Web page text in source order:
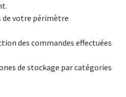
de votre périmètre
des commandes effectuées
de stockage par catégories